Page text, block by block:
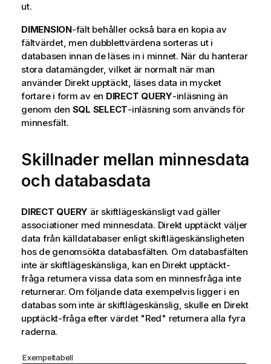
ut.
DIMENSION-fält behåller också bara en kopia av
fältvärdet, men dubblettvärdena sorteras ut i
databasen innan de läses in i minnet. När du hanterar
stora datamängder, vilket är normalt när man
använder Direkt upptäckt, läses data in mycket
fortare i form av en DIRECT QUERY-inläsning än
genom den SQL SELECT-inläsning som används för
minnesfält.
Skillnader mellan minnesdata
och databasdata
DIRECT QUERY är skiftlägeskänsligt vad gäller
associationer med minnesdata. Direkt upptäcktväljer
data från källdatabaser enligt skiftlägeskänsligheten
hos de genomsökta databasfälten. Om databasfälten
inte är skiftlägeskänsliga, kan en Direkt upptäckt-
fråga returnera vissa data som en minnesfråga inte
returnerar. Om följande data exempelvis ligger i en
databas som inte är skiftlägeskänslig, skulle en Direkt
upptäckt-fråga efter värdet "Red" returnera alla fyra
raderna.
Exempeltabell